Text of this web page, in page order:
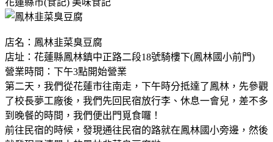
店名：鳳林韭菜臭豆腐
店址：花蓮縣鳳林鎮中正路二段18號騎樓下(鳳林國小前門)
營業時間：下午3點開始營業
第二天，我們從花蓮市往南走，下午時分抵達了鳳林，先參觀
了校長夢工廠後，我們先回民宿放行李、休息一會兒，差不多
到晚餐的時間，我們便出門覓食囉！
前往民宿的時候，發現通往民宿的路就在鳳林國小旁邊，然後